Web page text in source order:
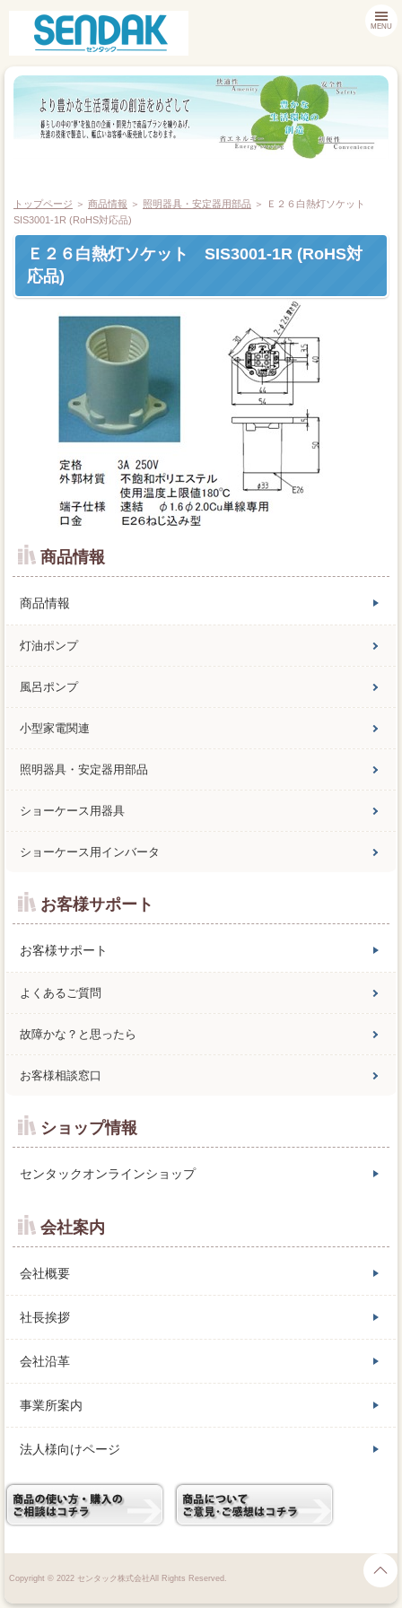
MENU
商品情報
お客様サポート
採用情報
トップページ ＞ 商品情報 ＞ 照明器具・安定器用部品 ＞ Ｅ２６白熱灯ソケット
SIS3001-1R (RoHS対応品)
Ｅ２６白熱灯ソケット SIS3001-1R (RoHS対
応品)
商品情報
商品情報
灯油ポンプ
風呂ポンプ
小型家電関連
照明器具・安定器用部品
ショーケース用器具
ショーケース用インバータ
お客様サポート
お客様サポート
よくあるご質問
故障かな？と思ったら
お客様相談窓口
ショップ情報
センタックオンラインショップ
会社案内
会社概要
社長挨拶
会社沿革
事業所案内
法人様向けページ
Copyright © 2022 センタック株式会社All Rights Reserved.